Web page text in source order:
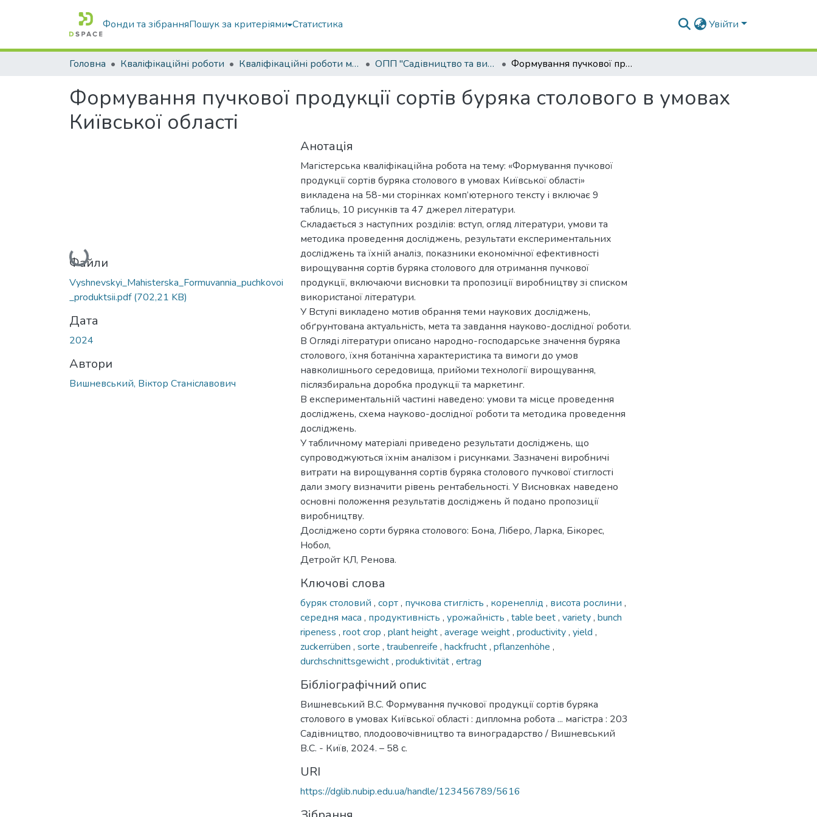
Фонди та зібранняПошук за критеріями Статистика Увійти
Головна Кваліфікаційні роботи Кваліфікаційні роботи магістрів ОПП "Садівництво та виноградарство" Формування пучкової продукції сортів буряка столового в умовах Київської області
Формування пучкової продукції сортів буряка столового в умовах
Київської області
Вантажиться...
Файли
Vyshnevskyi_Mahisterska_Formuvannia_puchkovoi
_produktsii.pdf(702,21 KB)
Дата
2024
Автори
Вишневський, Віктор Станіславович
Анотація
Магістерська кваліфікаційна робота на тему: «Формування пучкової
продукції сортів буряка столового в умовах Київської області»
викладена на 58-ми сторінках комп’ютерного тексту і включає 9
таблиць, 10 рисунків та 47 джерел літератури.
Складається з наступних розділів: вступ, огляд літератури, умови та
методика проведення досліджень, результати експериментальних
досліджень та їхній аналіз, показники економічної ефективності
вирощування сортів буряка столового для отримання пучкової
продукції, включаючи висновки та пропозиції виробництву зі списком
використаної літератури.
У Вступі викладено мотив обрання теми наукових досліджень,
обґрунтована актуальність, мета та завдання науково-дослідної роботи.
В Огляді літератури описано народно-господарське значення буряка
столового, їхня ботанічна характеристика та вимоги до умов
навколишнього середовища, прийоми технології вирощування,
післязбиральна доробка продукції та маркетинг.
В експериментальній частині наведено: умови та місце проведення
досліджень, схема науково-дослідної роботи та методика проведення
досліджень.
У табличному матеріалі приведено результати досліджень, що
супроводжуються їхнім аналізом і рисунками. Зазначені виробничі
витрати на вирощування сортів буряка столового пучкової стиглості
дали змогу визначити рівень рентабельності. У Висновках наведено
основні положення результатів досліджень й подано пропозиції
виробництву.
Досліджено сорти буряка столового: Бона, Ліберо, Ларка, Бікорес,
Нобол,
Детройт КЛ, Ренова.
Ключові слова
буряк столовий , сорт, пучкова стиглість , коренеплід , висота рослини ,
середня маса , продуктивність , урожайність , table beet, variety, bunch
ripeness , root crop , plant height, average weight, productivity, yield ,
zuckerrüben , sorte , traubenreife , hackfrucht, pflanzenhöhe ,
durchschnittsgewicht, produktivität, ertrag
Бібліографічний опис
Вишневський В.С. Формування пучкової продукції сортів буряка
столового в умовах Київської області : дипломна робота ... магістра : 203
Садівництво, плодоовочівництво та виноградарство / Вишневський
В.С. - Київ, 2024. – 58 с.
URI
https://dglib.nubip.edu.ua/handle/123456789/5616